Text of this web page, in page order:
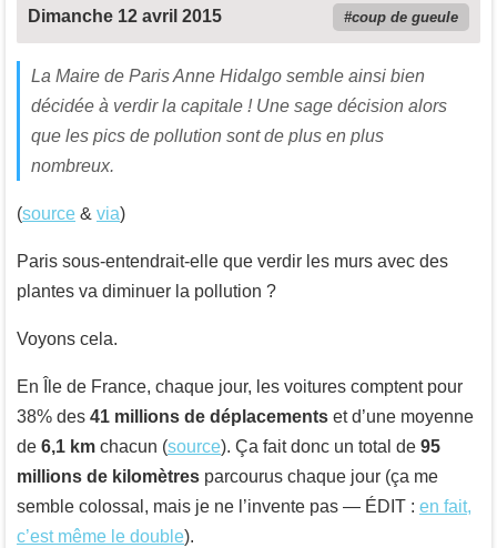
Dimanche 12 avril 2015 coup de gueule
La Maire de Paris Anne Hidalgo semble ainsi bien
décidée à verdir la capitale ! Une sage décision alors
que les pics de pollution sont de plus en plus
nombreux.
(source & via)
Paris sous-entendrait-elle que verdir les murs avec des
plantes va diminuer la pollution ?
Voyons cela.
En Île de France, chaque jour, les voitures comptent pour
38% des 41 millions de déplacements et d’une moyenne
de 6,1 km chacun (source). Ça fait donc un total de 95
millions de kilomètres parcourus chaque jour (ça me
semble colossal, mais je ne l’invente pas — ÉDIT : en fait,
c’est même le double).